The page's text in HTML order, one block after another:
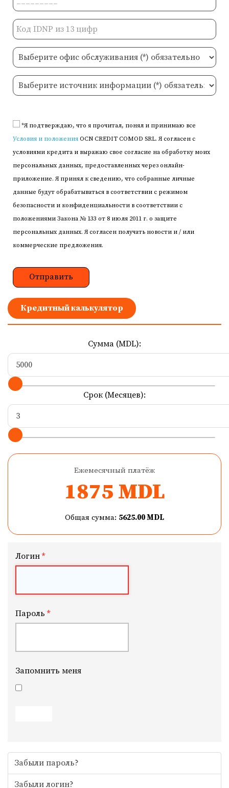
*Я подтверждаю, что я прочитал, понял и принимаю все
Условия и положения OCN CREDIT COMOD SRL. Я согласен с
условиями кредита и выражаю свое согласие на обработку моих
персональных данных, предоставленных через онлайн-
приложение. Я принял к сведению, что собранные личные
данные будут обрабатываться в соответствии с режимом
безопасности и конфиденциальности в соответствии с
положениями Закона № 133 от 8 июля 2011 г. о защите
персональных данных. Я согласен получать новости и / или
коммерческие предложения.
Кредитный калькулятор
Сумма (MDL):
Срок (Месяцев):
Ежемесячный платёж
1875 MDL
Общая сумма: 5625.00MDL
Логин *
Пароль *
Запомнить меня
Забыли пароль?
Забыли логин?